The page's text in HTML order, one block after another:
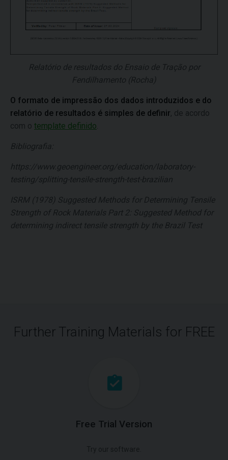
Relatório de resultados do Ensaio de Tração por
Fendilhamento (Rocha)
O formato de impressão dos dados introduzidos e do
relatório de resultados é simples de definir, de acordo
com o template definido
Bibliografia:
https://www.geoengineer.org/education/laboratory-
testing/splitting-tensile-strength-test-brazilian
ISRM (1978) Suggested Methods for Determining Tensile
Strength of Rock Materials Part 2: Suggested Method for
determining indirect tensile strength by the Brazil Test
Further Training Materials for FREE
Free Trial Version